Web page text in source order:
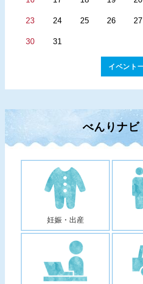
23 24 25 26 27
30 31
イベント
べんりナビ
妊娠・出産